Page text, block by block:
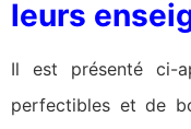
leurs
Il est présenté ci-
perfectibles et de